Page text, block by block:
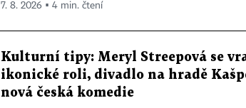
7. 8. 2026 ▪ 4 min. čtení
Kulturní tipy: Meryl Streepová se
ikonické roli, divadlo na hradě
nová česká komedie